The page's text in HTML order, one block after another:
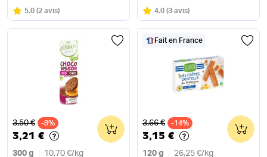
Note
5.0 sur 5
(2 avis) Note
4.0 sur 5
(3 avis)
Ancien prix
3,50 € -8%
3,21 €
300 g 10,70 €/ kg
0
Fait en France
Ancien prix
3,66 € -14%
3,15 €
120 g 26,25 €/ kg
0